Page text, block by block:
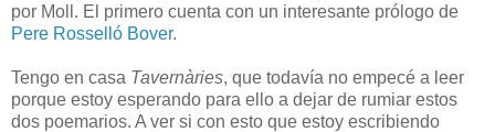
por Moll. El primero cuenta con un interesante prólogo de
Pere Rosselló Bover.
Tengo en casa Tavernàries, que todavía no empecé a leer
porque estoy esperando para ello a dejar de rumiar estos
dos poemarios. A ver si con esto que estoy escribiendo